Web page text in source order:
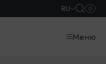
RU
Меню